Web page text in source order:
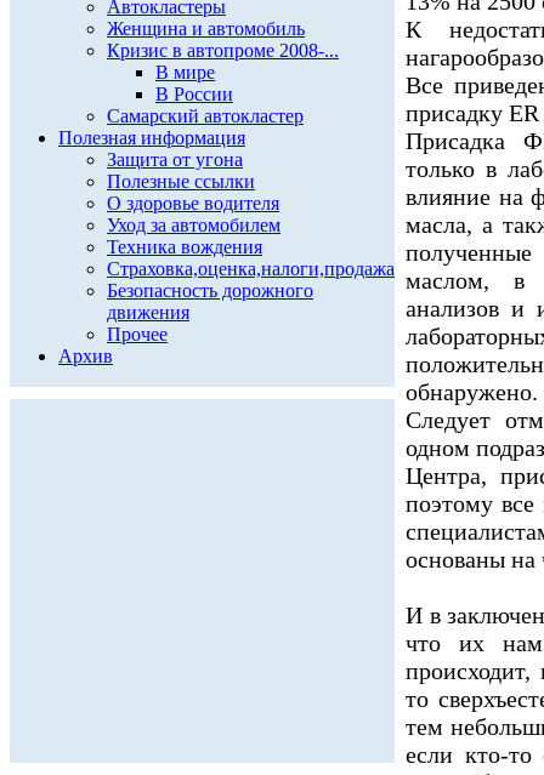
Автокластеры
Женщина и автомобиль
Кризис в автопроме 2008-...
В мире
В России
Самарский автокластер
Полезная информация
Защита от угона
Полезные ссылки
О здоровье водителя
Уход за автомобилем
Техника вождения
Страховка,оценка,налоги,продажа
Безопасность дорожного
движения
Прочее
Архив
К
Все
присадку
Присадка
только в
влияние на
масла, а
маслом, в
анализов и
обнаружено.
Следует
одном
Центра,
поэтому
основаны
И в
что их
то
тем
если кто-то